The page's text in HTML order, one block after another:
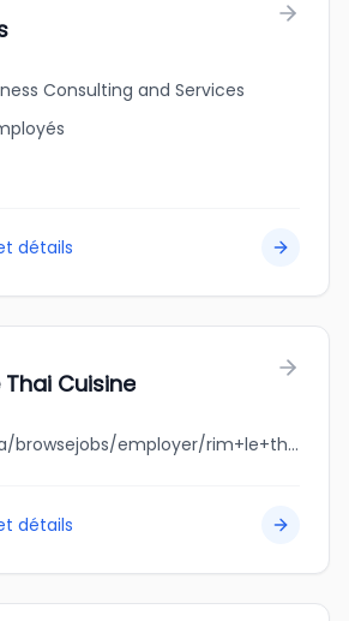
Consulting and Services
détails
Thai Cuisine
jobbank.gc.ca/browsejobs/employer/rim+le+thai+cuisine/ca
détails